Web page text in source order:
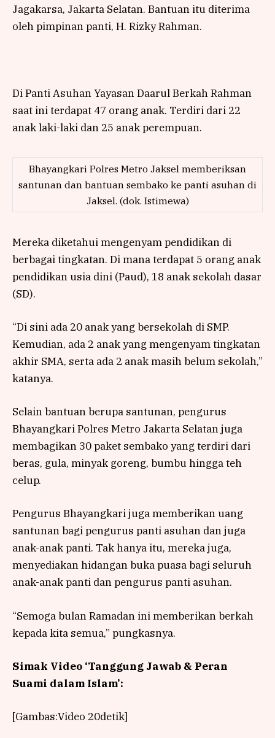
Jagakarsa, Jakarta Selatan. Bantuan itu diterima
oleh pimpinan panti, H. Rizky Rahman.
Di Panti Asuhan Yayasan Daarul Berkah Rahman
saat ini terdapat 47 orang anak. Terdiri dari 22
anak laki-laki dan 25 anak perempuan.
Bhayangkari Polres Metro Jaksel memberiksan
santunan dan bantuan sembako ke panti asuhan di
Jaksel. (dok. Istimewa)
Mereka diketahui mengenyam pendidikan di
berbagai tingkatan. Di mana terdapat 5 orang anak
pendidikan usia dini (Paud), 18 anak sekolah dasar
(SD).
“Di sini ada 20 anak yang bersekolah di SMP.
Kemudian, ada 2 anak yang mengenyam tingkatan
akhir SMA, serta ada 2 anak masih belum sekolah,”
katanya.
Selain bantuan berupa santunan, pengurus
Bhayangkari Polres Metro Jakarta Selatan juga
membagikan 30 paket sembako yang terdiri dari
beras, gula, minyak goreng, bumbu hingga teh
celup.
Pengurus Bhayangkari juga memberikan uang
santunan bagi pengurus panti asuhan dan juga
anak-anak panti. Tak hanya itu, mereka juga,
menyediakan hidangan buka puasa bagi seluruh
anak-anak panti dan pengurus panti asuhan.
“Semoga bulan Ramadan ini memberikan berkah
kepada kita semua,” pungkasnya.
Simak Video ‘Tanggung Jawab & Peran
Suami dalam Islam’:
[Gambas:Video 20detik]